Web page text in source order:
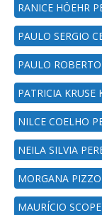
RANICE HÖEHR
PAULO SERGIO
PAULO
PATRICIA KRUSE
NILCE COELHO
NEILA SILVIA
MORGANA
MAURÍCIO